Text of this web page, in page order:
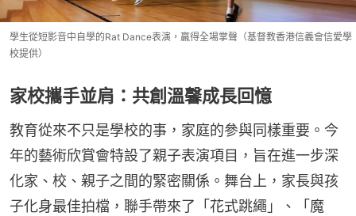
學生從短影音中自學的Rat Dance表演，贏得全場掌聲（基督教香港信義會信愛學
校提供）
家校攜手並肩：共創溫馨成長回憶
教育從來不只是學校的事，家庭的參與同樣重要。今
年的藝術欣賞會特設了親子表演項目，旨在進一步深
化家、校、親子之間的緊密關係。舞台上，家長與孩
子化身最佳拍檔，聯手帶來了「花式跳繩」、「魔